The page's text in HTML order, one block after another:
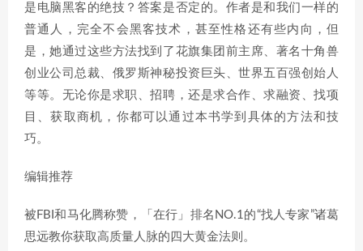
是电脑黑客的绝技？答案是否定的。作者是和我们一样的
普通人，完全不会黑客技术，甚至性格还有些内向，但
是，她通过这些方法找到了花旗集团前主席、著名十角兽
创业公司总裁、俄罗斯神秘投资巨头、世界五百强创始人
等等。无论你是求职、招聘，还是求合作、求融资、找项
目、获取商机，你都可以通过本书学到具体的方法和技
巧。
编辑推荐
被FBI和马化腾称赞，「在行」排名NO.1的“找人专家”诸葛
思远教你获取高质量人脉的四大黄金法则。